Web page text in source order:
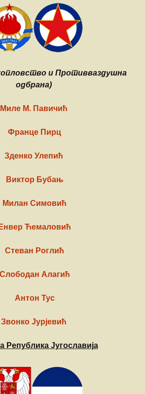
и Противваздушна
одбрана)
Миле М. Павичић
Франце Пирц
Зденко Улепић
Виктор Бубањ
Милан Симовић
Енвер Ћемаловић
Стеван Роглић
Слободан Алагић
Антон Тус
Звонко Јурјевић
Република Југославија